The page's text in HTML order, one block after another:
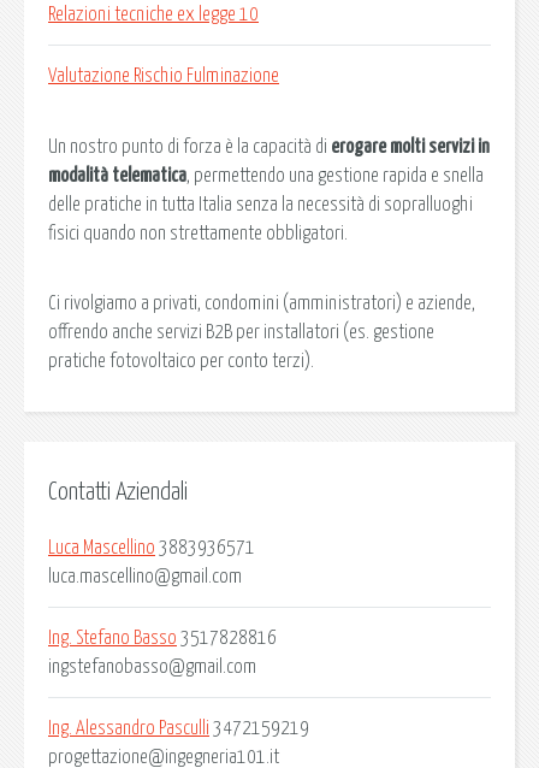
Relazioni tecniche ex legge 10
Valutazione Rischio Fulminazione
Un nostro punto di forza è la capacità di erogare molti servizi in
modalità telematica, permettendo una gestione rapida e snella
delle pratiche in tutta Italia senza la necessità di sopralluoghi
fisici quando non strettamente obbligatori.
Ci rivolgiamo a privati, condomini (amministratori) e aziende,
offrendo anche servizi B2B per installatori (es. gestione
pratiche fotovoltaico per conto terzi).
Contatti Aziendali
Luca Mascellino 3883936571
luca.mascellino@gmail.com
Ing. Stefano Basso 3517828816
ingstefanobasso@gmail.com
Ing. Alessandro Pasculli 3472159219
progettazione@ingegneria101.it